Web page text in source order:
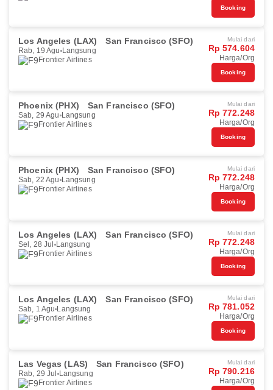
Booking
Los Angeles (LAX) San Francisco (SFO)
Rab, 19 Agu Langsung
Frontier Airlines
Mulai dari
Rp 574.604
Harga/Org
Booking
Phoenix (PHX) San Francisco (SFO)
Sab, 29 Agu Langsung
Frontier Airlines
Mulai dari
Rp 772.248
Harga/Org
Booking
Phoenix (PHX) San Francisco (SFO)
Sab, 22 Agu Langsung
Frontier Airlines
Mulai dari
Rp 772.248
Harga/Org
Booking
Los Angeles (LAX) San Francisco (SFO)
Sel, 28 Jul Langsung
Frontier Airlines
Mulai dari
Rp 772.248
Harga/Org
Booking
Los Angeles (LAX) San Francisco (SFO)
Sab, 1 Agu Langsung
Frontier Airlines
Mulai dari
Rp 781.052
Harga/Org
Booking
Las Vegas (LAS) San Francisco (SFO)
Rab, 29 Jul Langsung
Frontier Airlines
Mulai dari
Rp 790.216
Harga/Org